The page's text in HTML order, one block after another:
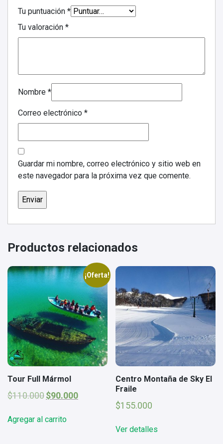
Tu puntuación *
Tu valoración *
Nombre *
Correo electrónico *
Guardar mi nombre, correo electrónico y sitio web en
este navegador para la próxima vez que comente.
Productos relacionados
¡Oferta!
Tour Full Mármol
$110.000 El
era:
$90.000El
Agregar al carrito
Centro Montaña de Sky El
Fraile
$155.000
Ver detalles